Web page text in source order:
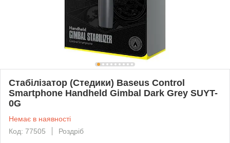
Стабілізатор (Стедики) Baseus Control
Smartphone Handheld Gimbal Dark Grey SUYT-
0G
Немає в наявності
Код: 77505
Роздріб